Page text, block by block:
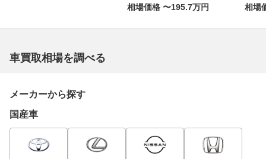
相場価格 〜195.7万円 相場
車買取相場を調べる
メーカーから探す
国産車